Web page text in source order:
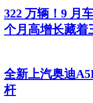
322 万辆！9 月
个月高增长藏着
全新上汽奥迪
杆